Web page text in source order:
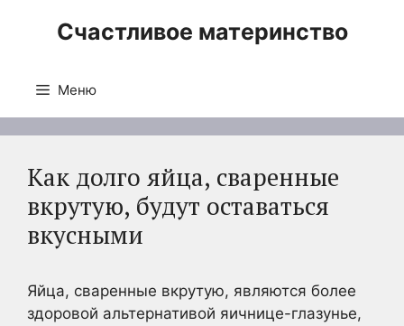
Счастливое материнство
Меню
Как долго яйца, сваренные
вкрутую, будут оставаться
вкусными
Яйца, сваренные вкрутую, являются более
здоровой альтернативой яичнице-глазунье,